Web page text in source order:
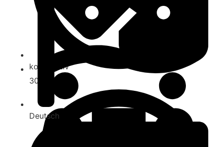
30
kooperativ
Deutsch